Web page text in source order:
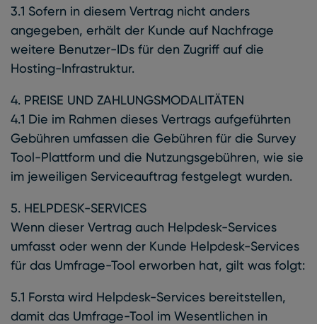
3.1 Sofern in diesem Vertrag nicht anders
angegeben, erhält der Kunde auf Nachfrage
weitere Benutzer-IDs für den Zugriff auf die
Hosting-Infrastruktur.
4. PREISE UND ZAHLUNGSMODALITÄTEN
4.1 Die im Rahmen dieses Vertrags aufgeführten
Gebühren umfassen die Gebühren für die Survey
Tool-Plattform und die Nutzungsgebühren, wie sie
im jeweiligen Serviceauftrag festgelegt wurden.
5. HELPDESK-SERVICES
Wenn dieser Vertrag auch Helpdesk-Services
umfasst oder wenn der Kunde Helpdesk-Services
für das Umfrage-Tool erworben hat, gilt was folgt:
5.1 Forsta wird Helpdesk-Services bereitstellen,
damit das Umfrage-Tool im Wesentlichen in